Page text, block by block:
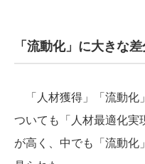
「流動化」に大きな
「人材獲得」「流動化
ついても「人材最適化実
が高く、中でも「流動